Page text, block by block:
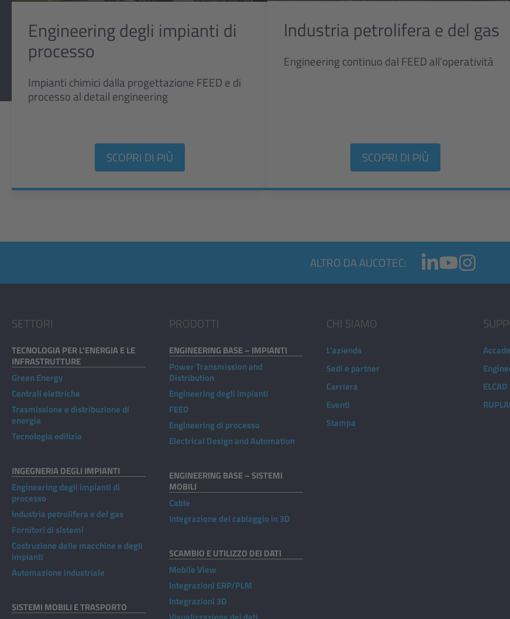
Engineering degli impianti di
processo
Impianti chimici dalla progettazione FEED e di
processo al detail engineering
SCOPRI DI PIÙ
Industria petrolifera e del gas
Engineering continuo dal FEED all’operatività
SCOPRI DI PIÙ
ALTRO DA AUCOTEC:
SETTORI
TECNOLOGIA PER L’ENERGIA E LE
INFRASTRUTTURE
Green Energy
Centrali elettriche
Trasmissione e distribuzione di
energia
Tecnologia edilizia
INGEGNERIA DEGLI IMPIANTI
Engineering degli impianti di
processo
Industria petrolifera e del gas
Fornitori di sistemi
Costruzione delle macchine e degli
impianti
Automazione industriale
SISTEMI MOBILI E TRASPORTO
PRODOTTI
ENGINEERING BASE – IMPIANTI
Power Transmission and
Distribution
Engineering degli impianti
FEED
Engineering di processo
Electrical Design and Automation
ENGINEERING BASE – SISTEMI
MOBILI
Cable
Integrazione del cablaggio in 3D
SCAMBIO E UTILIZZO DEI DATI
Mobile View
Integrazioni ERP/PLM
Integrazioni 3D
CHI SIAMO
L'azienda
Sedi e partner
Carriera
Eventi
Stampa